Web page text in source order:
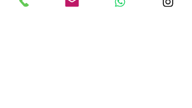
insomnio hasta la inflamación,